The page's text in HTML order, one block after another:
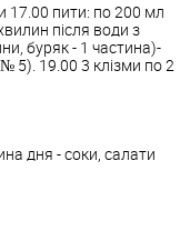
17.00 пити: по 200 мл
після води з
буряк - 1 частина)-
5). 19.00 3 клізми по 2
дня - соки, салати